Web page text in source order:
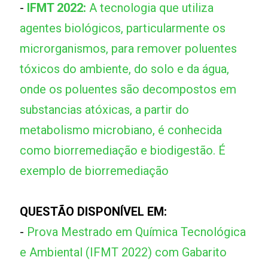
- IFMT 2022:A tecnologia que utiliza
agentes biológicos, particularmente os
microrganismos, para remover poluentes
tóxicos do ambiente, do solo e da água,
onde os poluentes são decompostos em
substancias atóxicas, a partir do
metabolismo microbiano, é conhecida
como biorremediação e biodigestão. É
exemplo de biorremediação
QUESTÃO DISPONÍVEL EM:
- Prova Mestrado em Química Tecnológica
e Ambiental (IFMT 2022) com Gabarito